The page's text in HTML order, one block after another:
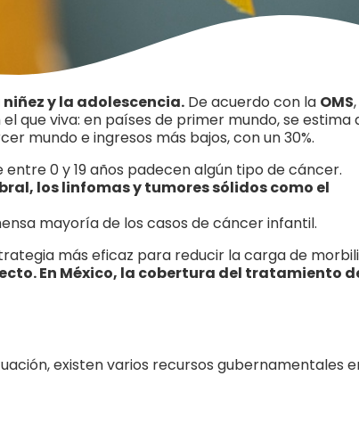
y la adolescencia. De acuerdo con la OMS
que viva: en países de primer mundo, se estima
mundo e ingresos más bajos, con un 30%.
0 y 19 años padecen algún tipo de cáncer.
los linfomas y tumores sólidos como el
mayoría de los casos de cáncer infantil.
más eficaz para reducir la carga de
En México, la cobertura del tratamiento
existen varios recursos gubernamentales